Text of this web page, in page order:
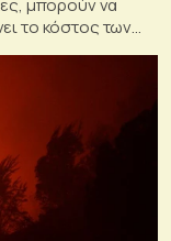
μπορούν να
το κόστος των